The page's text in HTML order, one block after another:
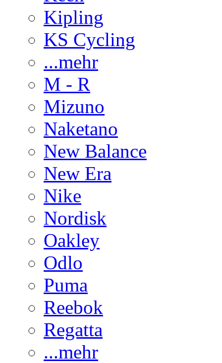
Kipling
KS Cycling
...mehr
M - R
Mizuno
Naketano
New Balance
New Era
Nike
Nordisk
Oakley
Odlo
Puma
Reebok
Regatta
...mehr